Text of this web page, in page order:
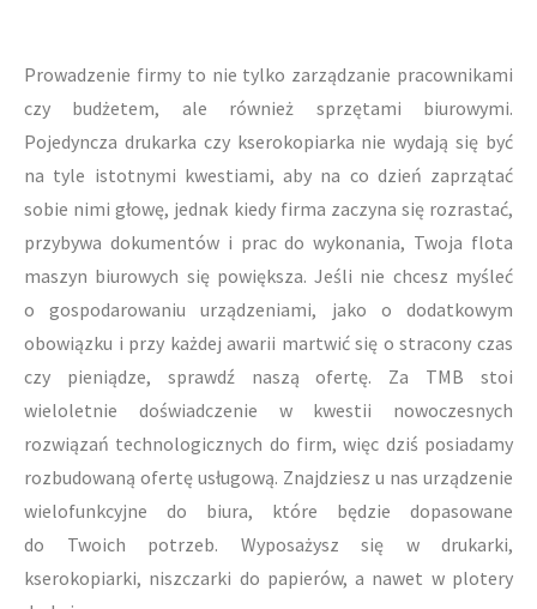
Prowadzenie firmy to nie tylko zarządzanie pracownikami
czy budżetem, ale również sprzętami biurowymi.
Pojedyncza drukarka czy kserokopiarka nie wydają się być
na tyle istotnymi kwestiami, aby na co dzień zaprzątać
sobie nimi głowę, jednak kiedy firma zaczyna się rozrastać,
przybywa dokumentów i prac do wykonania, Twoja flota
maszyn biurowych się powiększa. Jeśli nie chcesz myśleć
o gospodarowaniu urządzeniami, jako o dodatkowym
obowiązku i przy każdej awarii martwić się o stracony czas
czy pieniądze, sprawdź naszą ofertę. Za TMB stoi
wieloletnie doświadczenie w kwestii nowoczesnych
rozwiązań technologicznych do firm, więc dziś posiadamy
rozbudowaną ofertę usługową. Znajdziesz u nas urządzenie
wielofunkcyjne do biura, które będzie dopasowane
do Twoich potrzeb. Wyposażysz się w drukarki,
kserokopiarki, niszczarki do papierów, a nawet w plotery